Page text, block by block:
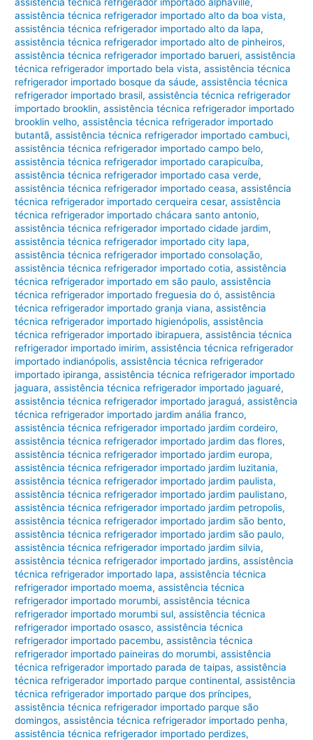
assistência técnica refrigerador importado alto da boa vista,
assistência técnica refrigerador importado alto da lapa,
assistência técnica refrigerador importado alto de pinheiros,
assistência técnica refrigerador importado barueri,assistência
técnica refrigerador importado bela vista,assistência técnica
refrigerador importado bosque da sáude,assistência técnica
refrigerador importado brasil,assistência técnica refrigerador
importado brooklin,assistência técnica refrigerador importado
brooklin velho,assistência técnica refrigerador importado
butantã,assistência técnica refrigerador importado cambuci,
assistência técnica refrigerador importado campo belo,
assistência técnica refrigerador importado carapicuíba,
assistência técnica refrigerador importado casa verde,
assistência técnica refrigerador importado ceasa,assistência
técnica refrigerador importado cerqueira cesar,assistência
técnica refrigerador importado chácara santo antonio,
assistência técnica refrigerador importado cidade jardim,
assistência técnica refrigerador importado city lapa,
assistência técnica refrigerador importado consolação,
assistência técnica refrigerador importado cotia,assistência
técnica refrigerador importado em são paulo,assistência
técnica refrigerador importado freguesia do ó,assistência
técnica refrigerador importado granja viana,assistência
técnica refrigerador importado higienópolis,assistência
técnica refrigerador importado ibirapuera,assistência técnica
refrigerador importado imirim,assistência técnica refrigerador
importado indianópolis,assistência técnica refrigerador
importado ipiranga,assistência técnica refrigerador importado
jaguara,assistência técnica refrigerador importado jaguaré,
assistência técnica refrigerador importado jaraguá,assistência
técnica refrigerador importado jardim anália franco,
assistência técnica refrigerador importado jardim cordeiro,
assistência técnica refrigerador importado jardim das flores,
assistência técnica refrigerador importado jardim europa,
assistência técnica refrigerador importado jardim luzitania,
assistência técnica refrigerador importado jardim paulista,
assistência técnica refrigerador importado jardim paulistano,
assistência técnica refrigerador importado jardim petropolis,
assistência técnica refrigerador importado jardim são bento,
assistência técnica refrigerador importado jardim são paulo,
assistência técnica refrigerador importado jardim silvia,
assistência técnica refrigerador importado jardins,assistência
técnica refrigerador importado lapa,assistência técnica
refrigerador importado moema,assistência técnica
refrigerador importado morumbi,assistência técnica
refrigerador importado morumbi sul,assistência técnica
refrigerador importado osasco,assistência técnica
refrigerador importado pacembu,assistência técnica
refrigerador importado paineiras do morumbi,assistência
técnica refrigerador importado parada de taipas,assistência
técnica refrigerador importado parque continental,assistência
técnica refrigerador importado parque dos príncipes,
assistência técnica refrigerador importado parque são
domingos,assistência técnica refrigerador importado penha,
assistência técnica refrigerador importado perdizes,